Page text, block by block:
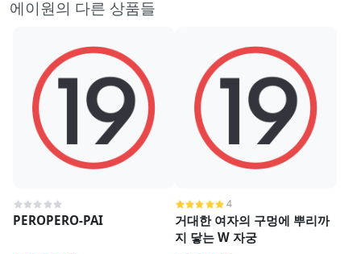
에이원의 다른 상품들
PEROPERO-PAI
4
거대한 여자의 구멍에 뿌리까
지 닿는 W 자궁